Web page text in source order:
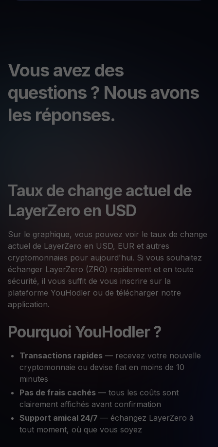
Vous avez des
questions ? Nous avons
les réponses.
Taux de change actuel de
LayerZero en USD
Sur le graphique, vous pouvez voir le taux de change
actuel de LayerZero en USD, EUR et autres
cryptomonnaies pour aujourd'hui. Si vous souhaitez
échanger LayerZero (ZRO) rapidement et en toute
sécurité, il vous suffit de vous inscrire sur la
plateforme YouHodler ou de télécharger notre
application.
Pourquoi YouHodler ?
Transactions rapides — recevez votre nouvelle
cryptomonnaie ou devise fiat en moins de 10
minutes
Pas de frais cachés — tous les coûts sont
clairement affichés avant confirmation
Support amical 24/7 — échangez LayerZero à
tout moment, où que vous soyez